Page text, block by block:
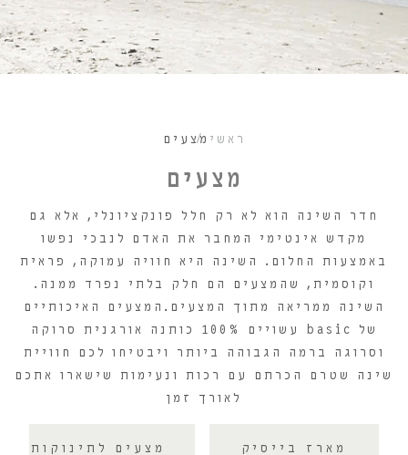
ראשי מצעים
מצעים
חדר השינה הוא לא רק חלל פונקציונלי, אלא גם
מקדש אינטימי המחבר את האדם לנבכי נפשו
באמצעות החלום. השינה היא חוויה עמוקה, פראית
וקוסמית, שהמצעים הם חלק בלתי נפרד ממנה.
השינה ממריאה מתוך המצעים.המצעים האיכותיים
של basic עשויים 100% כותנה אורגנית סרוקה
וסרוגה ברמה הגבוהה ביותר ויבטיחו לכם חוויית
שינה שטרם הכרתם עם רכות ונעימות שישארו אתכם
לאורך זמן
מארז בייסיק מצעים לתינוקות